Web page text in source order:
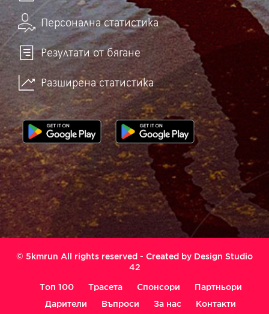
Персонална статистика
Резултати от бягане
Разширена статистика
© 5kmrun All rights reserved - Created by Design Studio
42
Топ 100 Трасета Спонсори
Партньори
Дарители
Въпроси За нас Контакти